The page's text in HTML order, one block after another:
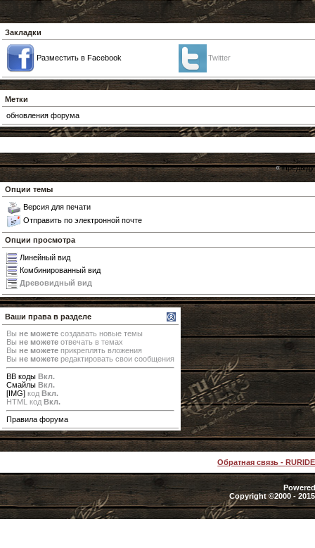
Закладки
Разместить в Facebook Twitter
Метки
обновления форума
«
Опции темы
Версия для печати
Отправить по электронной почте
Опции просмотра
Линейный вид
Комбинированный вид
Древовидный вид
Ваши права в разделе
Вы не можете создавать новые темы
Вы не можете отвечать в темах
Вы не можете прикреплять вложения
Вы не можете редактировать свои сообщения
BB коды Вкл.
Смайлы Вкл.
[IMG] код Вкл.
HTML код Вкл.
Правила форума
Обратная связь -
Copyright ©2000 -